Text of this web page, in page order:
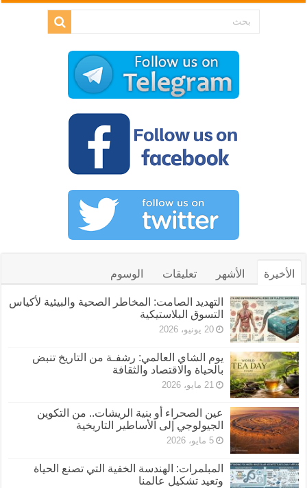
الأخيرة الأشهر تعليقات الوسوم
التهديد الصامت: المخاطر الصحية والبيئية لأكياس
التسوق البلاستيكية
20 يونيو، 2026
يوم الشاي العالمي: رشفـة من التاريخ تنبض
بالحياة والاقتصاد والثقافة
21 مايو، 2026
عين الصحراء أو بنية الريشات.. من التكوين
الجيولوجي إلى الأساطير التاريخية
5 مايو، 2026
المبلمرات: الهندسة الخفية التي تصنع الحياة
وتعيد تشكيل عالمنا